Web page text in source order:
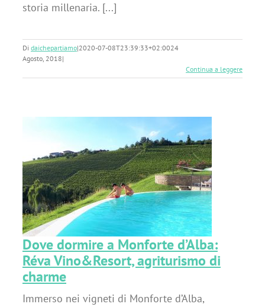
storia millenaria. [...]
Di daichepartiamo|2020-07-08T23:39:33+02:0024
Agosto, 2018|
Continua a leggere
Dove dormire a Monforte d’Alba:
Réva Vino&Resort, agriturismo di
charme
Immerso nei vigneti di Monforte d’Alba,